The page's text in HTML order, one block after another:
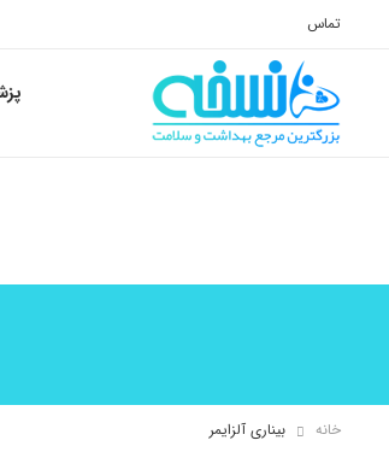
تماس
خانه بیناری آلزایمر